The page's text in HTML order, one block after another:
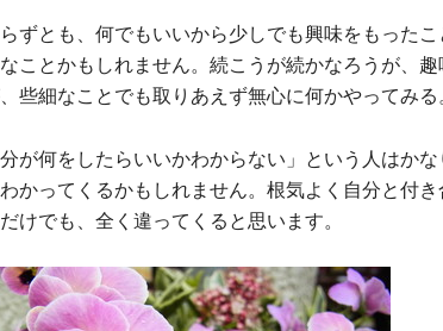
ずとも、何でもいいから少しでも興味をもった
ことかもしれません。続こうが続かなろうが、
些細なことでも取りあえず無心に何かやってみる。
分が何をしたらいいかわからない」という人はか
かってくるかもしれません。根気よく自分と付
けでも、全く違ってくると思います。